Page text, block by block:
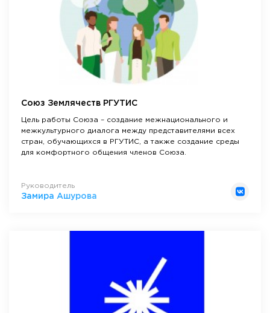
Союз Землячеств РГУТИС
Цель работы Союза – создание межнационального и
межкультурного диалога между представителями всех
стран, обучающихся в РГУТИС, а также создание среды
для комфортного общения членов Союза.
Руководитель
Замира Ашурова